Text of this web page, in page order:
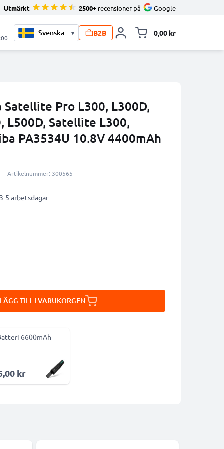
Utmärkt 2500+ recensioner på Google
▾ B2B 0,00 kr
Pro L300, L300D,
L500D, Satellite L300,
PA3534U 10.8V 4400mAh
Artikelnummer: 300565
5 arbetsdagar
LÄGG TILL I VARUKORGEN
6600mAh
kr